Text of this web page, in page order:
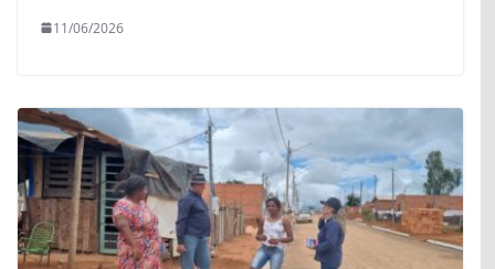
11/06/2026